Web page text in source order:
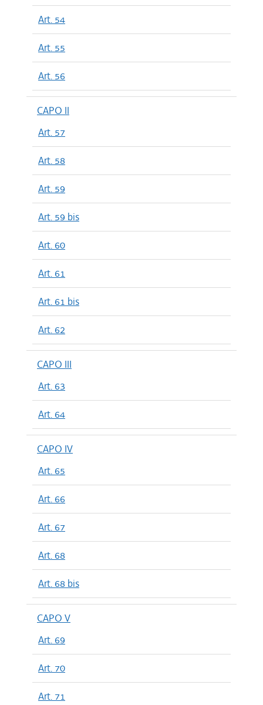
Art. 54
Art. 55
Art. 56
CAPO II
Art. 57
Art. 58
Art. 59
Art. 59 bis
Art. 60
Art. 61
Art. 61 bis
Art. 62
CAPO III
Art. 63
Art. 64
CAPO IV
Art. 65
Art. 66
Art. 67
Art. 68
Art. 68 bis
CAPO V
Art. 69
Art. 70
Art. 71